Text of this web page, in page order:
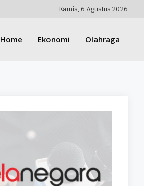
Kamis, 6 Agustus 2026
Home Ekonomi Olahraga